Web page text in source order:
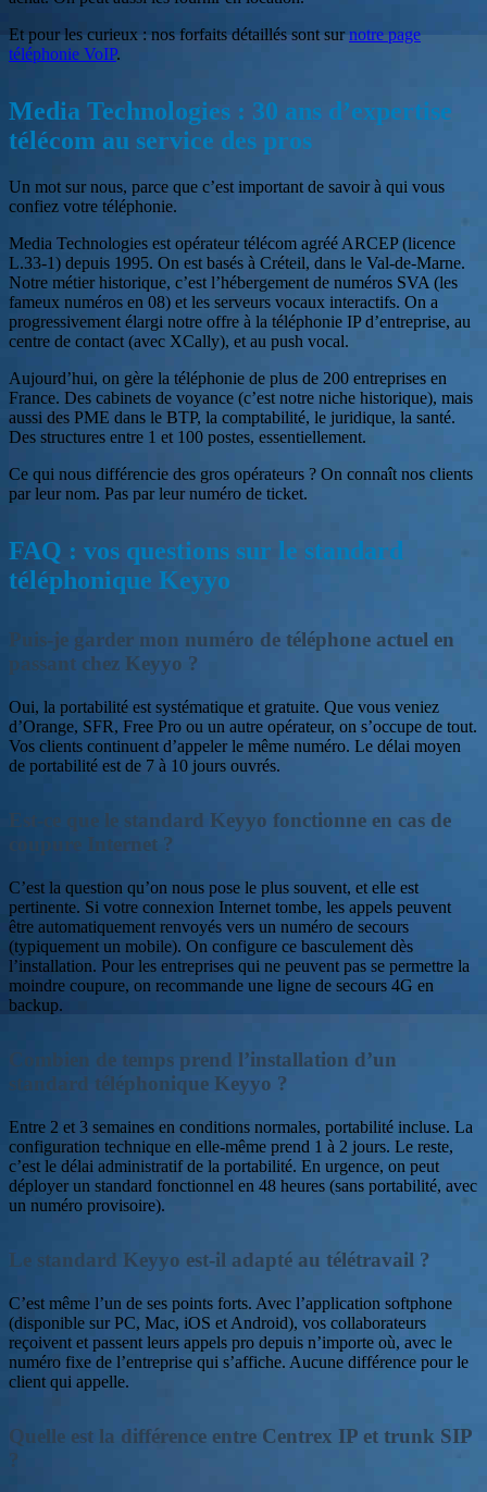
Et pour les curieux : nos forfaits détaillés sont surnotre page
téléphonie VoIP.
Media Technologies : 30 ans d’expertise
télécom au service des pros
Un mot sur nous, parce que c’est important de savoir à qui vous
confiez votre téléphonie.
Media Technologies est opérateur télécom agréé ARCEP (licence
L.33-1) depuis 1995. On est basés à Créteil, dans le Val-de-Marne.
Notre métier historique, c’est l’hébergement de numéros SVA (les
fameux numéros en 08) et les serveurs vocaux interactifs. On a
progressivement élargi notre offre à la téléphonie IP d’entreprise, au
centre de contact (avec XCally), et au push vocal.
Aujourd’hui, on gère la téléphonie de plus de 200 entreprises en
France. Des cabinets de voyance (c’est notre niche historique), mais
aussi des PME dans le BTP, la comptabilité, le juridique, la santé.
Des structures entre 1 et 100 postes, essentiellement.
Ce qui nous différencie des gros opérateurs ? On connaît nos clients
par leur nom. Pas par leur numéro de ticket.
FAQ : vos questions sur le standard
téléphonique Keyyo
Puis-je garder mon numéro de téléphone actuel en
passant chez Keyyo ?
Oui, la portabilité est systématique et gratuite. Que vous veniez
d’Orange, SFR, Free Pro ou un autre opérateur, on s’occupe de tout.
Vos clients continuent d’appeler le même numéro. Le délai moyen
de portabilité est de 7 à 10 jours ouvrés.
Est-ce que le standard Keyyo fonctionne en cas de
coupure Internet ?
C’est la question qu’on nous pose le plus souvent, et elle est
pertinente. Si votre connexion Internet tombe, les appels peuvent
être automatiquement renvoyés vers un numéro de secours
(typiquement un mobile). On configure ce basculement dès
l’installation. Pour les entreprises qui ne peuvent pas se permettre la
moindre coupure, on recommande une ligne de secours 4G en
backup.
Combien de temps prend l’installation d’un
standard téléphonique Keyyo ?
Entre 2 et 3 semaines en conditions normales, portabilité incluse. La
configuration technique en elle-même prend 1 à 2 jours. Le reste,
c’est le délai administratif de la portabilité. En urgence, on peut
déployer un standard fonctionnel en 48 heures (sans portabilité, avec
un numéro provisoire).
Le standard Keyyo est-il adapté au télétravail ?
C’est même l’un de ses points forts. Avec l’application softphone
(disponible sur PC, Mac, iOS et Android), vos collaborateurs
reçoivent et passent leurs appels pro depuis n’importe où, avec le
numéro fixe de l’entreprise qui s’affiche. Aucune différence pour le
client qui appelle.
Quelle est la différence entre Centrex IP et trunk SIP
?